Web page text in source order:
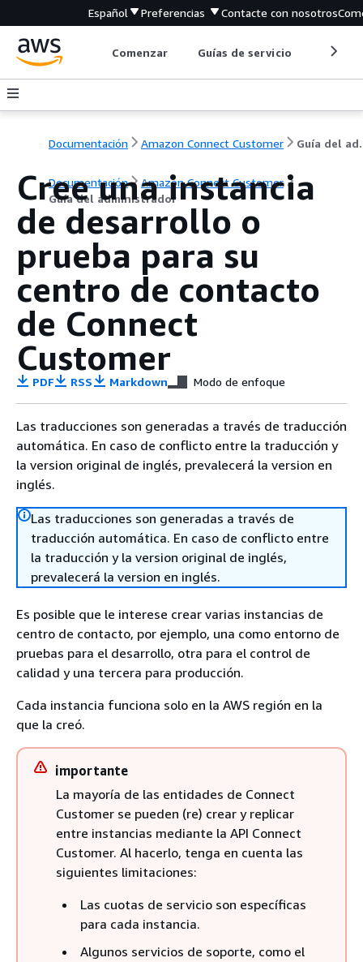
Español Preferencias Contacte con nosotros
Comenzar Guías de servicio
Documentación Amazon Connect Customer
Documentación
Amazon Connect Customer
Guía del administrador
Cree una instancia
de desarrollo o
prueba para su
centro de contacto
de Connect
Customer
PDF RSS Markdown Modo de enfoque
Las traducciones son generadas a través de traducción
automática. En caso de conflicto entre la traducción y
la version original de inglés, prevalecerá la version en
inglés.
Las traducciones son generadas a través de
traducción automática. En caso de conflicto entre
la traducción y la version original de inglés,
prevalecerá la version en inglés.
Es posible que le interese crear varias instancias de
centro de contacto, por ejemplo, una como entorno de
pruebas para el desarrollo, otra para el control de
calidad y una tercera para producción.
Cada instancia funciona solo en la AWS región en la
que la creó.
importante
La mayoría de las entidades de Connect
Customer se pueden (re) crear y replicar
entre instancias mediante la API Connect
Customer. Al hacerlo, tenga en cuenta las
siguientes limitaciones:
Las cuotas de servicio son específicas
para cada instancia.
Algunos servicios de soporte, como el